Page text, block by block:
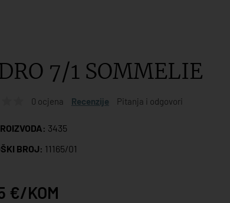
7/1 SOMMELIE
0 ocjena Recenzije Pitanja i odgovori
3435
BROJ: 11165/01
€/KOM